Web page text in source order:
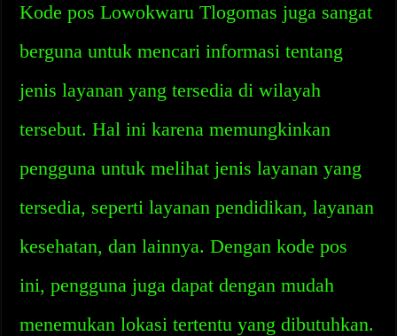
Kode pos Lowokwaru Tlogomas juga sangat
berguna untuk mencari informasi tentang
jenis layanan yang tersedia di wilayah
tersebut. Hal ini karena memungkinkan
pengguna untuk melihat jenis layanan yang
tersedia, seperti layanan pendidikan, layanan
kesehatan, dan lainnya. Dengan kode pos
ini, pengguna juga dapat dengan mudah
menemukan lokasi tertentu yang dibutuhkan.